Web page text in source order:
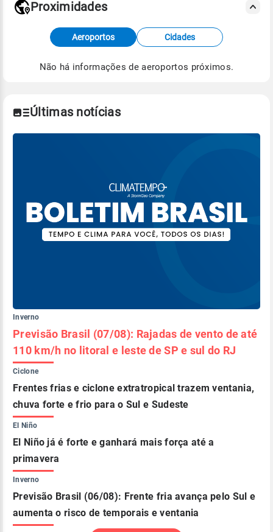
Fonte: dados combinados de estações
meteorológicas e satélite do Centro de Previsão
de Tempo e Estudos Climáticos (CPTEC).
Proximidades
Aeroportos Cidades
Não há informações de aeroportos próximos.
Últimas notícias
Inverno
Previsão Brasil (07/08): Rajadas de vento de até
110 km/h no litoral e leste de SP e sul do RJ
Ciclone
Frentes frias e ciclone extratropical trazem ventania,
chuva forte e frio para o Sul e Sudeste
El Niño
El Niño já é forte e ganhará mais força até a
primavera
Inverno
Previsão Brasil (06/08): Frente fria avança pelo Sul e
aumenta o risco de temporais e ventania